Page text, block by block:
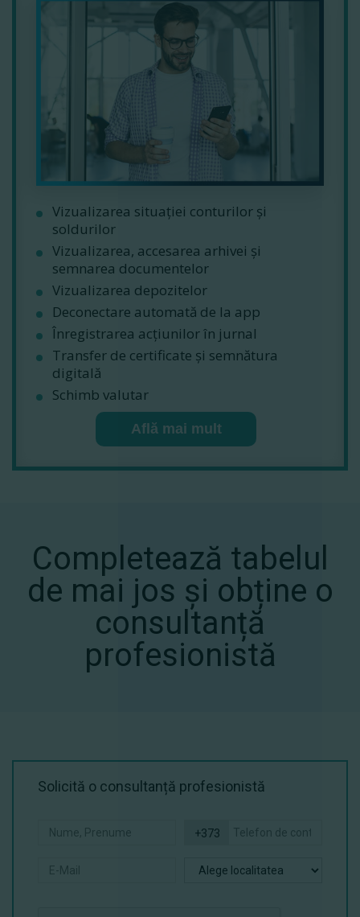
Vizualizarea situației conturilor și
soldurilor
Vizualizarea, accesarea arhivei și
semnarea documentelor
Vizualizarea depozitelor
Deconectare automată de la app
Înregistrarea acțiunilor în jurnal
Transfer de certificate și semnătura
digitală
Schimb valutar
Află mai mult
Completează tabelul
de mai jos și obține o
consultanță
profesionistă
Solicită o consultanță profesionistă
+373